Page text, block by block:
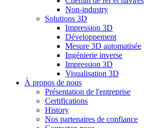
Non-industry
Solutions 3D
Impression 3D
Développement
Mesure 3D automatisée
Ingénierie inverse
Impression 3D
Visualisation 3D
À propos de nous
Présentation de l'entreprise
Certifications
History
Nos partenaires de confiance